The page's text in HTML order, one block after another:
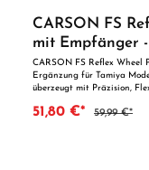
CARSON FS
mit Empfänger
CARSON FS Reflex Wheel
Ergänzung für Tamiya
überzeugt mit Präzision,
Produktbeschreibung Die
51,80 €* 59,99 €*